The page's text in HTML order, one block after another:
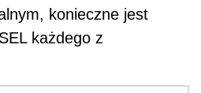
konieczne jest
każdego z